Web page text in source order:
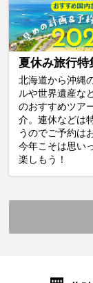
夏休み旅行特
北海道から沖縄
ルや世界遺産な
のおすすめツア
介。連休などは
うのでご予約は
今年こそは思い
楽しもう！